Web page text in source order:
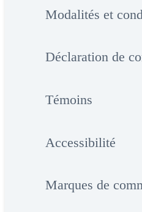
Modalités et
Déclaration de
Témoins
Accessibilité
Marques de